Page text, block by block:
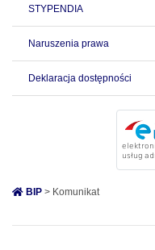
STYPENDIA
Naruszenia prawa
Deklaracja dostępności
BIP > Komunikat